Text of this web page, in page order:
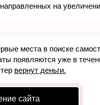
на
места в поиске
появляются уже в
вернут деньги.
сайта